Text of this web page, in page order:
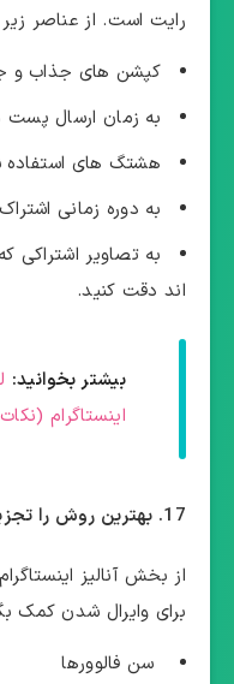
رایت است. از عناصر زیر
کپشن های جذاب و
به زمان ارسال
هشتگ های استفاده
به دوره زمانی
به تصاویر اشتراکی
اند دقت کنید.
بیشتر بخوانید:
اینستاگرام
17. بهترین روش را تجزیه و تحلیل کنید
از بخش آنالیز
برای وایرال شدن کمک
سن فالوورها